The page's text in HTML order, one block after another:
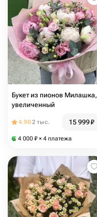
Букет из пионов Милашка,
увеличенный
4.902 тыс. 15 999₽
4 000 ₽ × 4 платежа